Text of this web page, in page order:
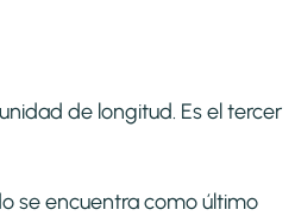
de longitud. Es el tercer
se encuentra como último